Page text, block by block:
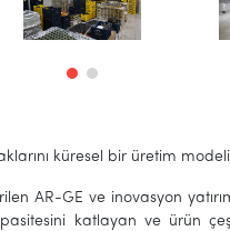
küresel bir üretim
AR-GE ve inovasyon
katlayan ve ürün